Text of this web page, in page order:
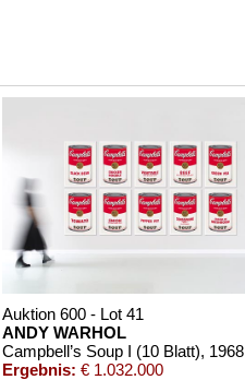
Auktion 600 - Lot 41
ANDY WARHOL
Campbell’s Soup I (10 Blatt), 1968
Ergebnis: € 1.032.000